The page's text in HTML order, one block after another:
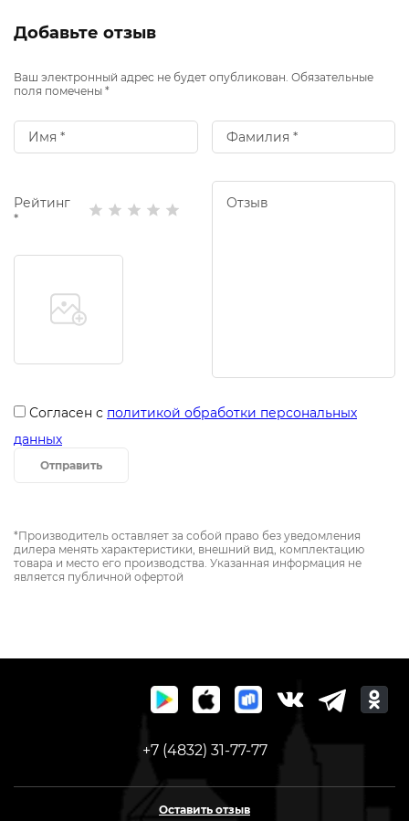
Добавьте отзыв
Ваш электронный адрес не будет опубликован. Обязательные
поля помечены *
Рейтинг
*
Согласен с политикой обработки персональных
данных
Отправить
*Производитель оставляет за собой право без уведомления
дилера менять характеристики, внешний вид, комплектацию
товара и место его производства. Указанная информация не
является публичной офертой
+7 (4832) 31-77-77
Оставить отзыв